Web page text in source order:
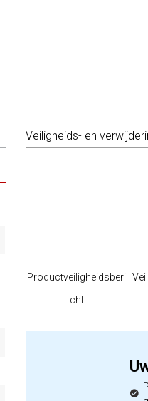
Veiligheids- en
Productveiligheidsberi
cht